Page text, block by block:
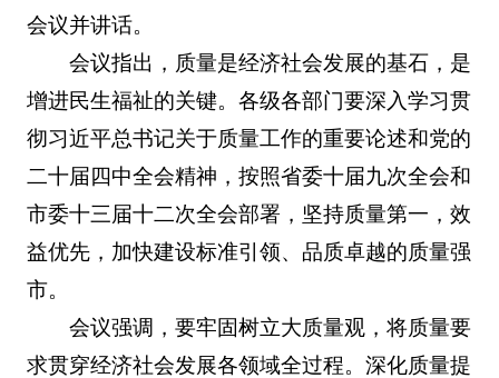
会议并讲话。
会议指出，质量是经济社会发展的基石，是
增进民生福祉的关键。各级各部门要深入学习贯
彻习近平总书记关于质量工作的重要论述和党的
二十届四中全会精神，按照省委十届九次全会和
市委十三届十二次全会部署，坚持质量第一，效
益优先，加快建设标准引领、品质卓越的质量强
市。
会议强调，要牢固树立大质量观，将质量要
求贯穿经济社会发展各领域全过程。深化质量提